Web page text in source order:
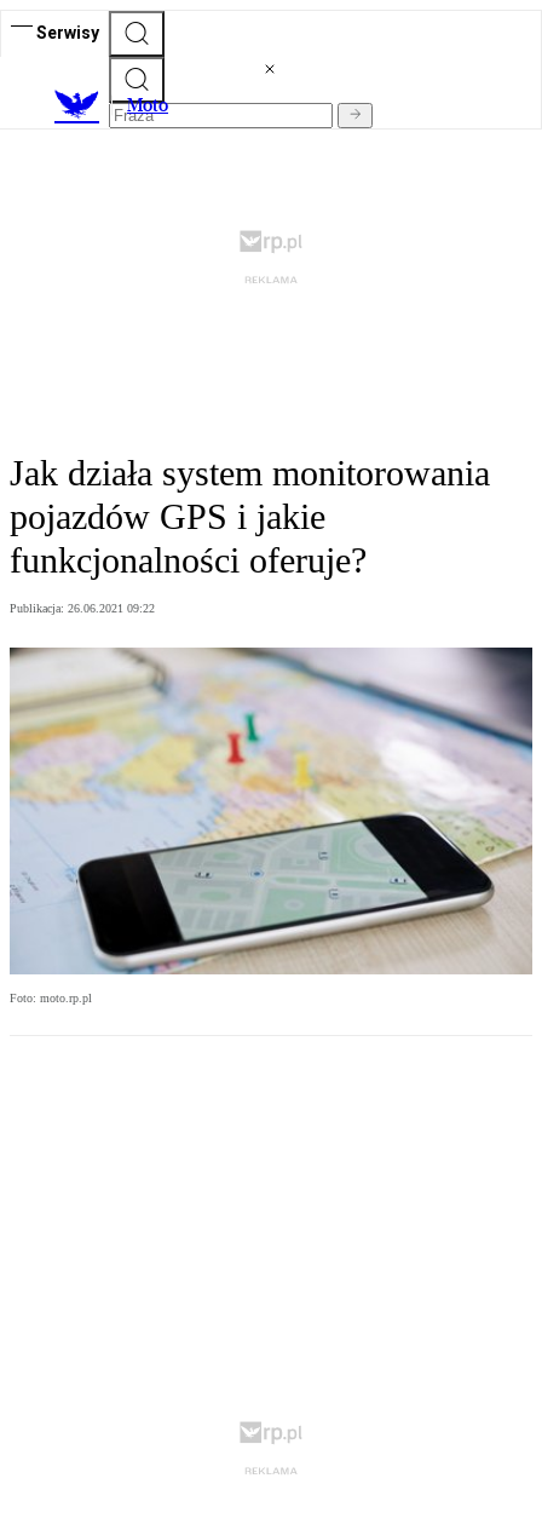
Serwisy
Moto
Jak działa system monitorowania
pojazdów GPS i jakie
funkcjonalności oferuje?
Publikacja: 26.06.2021 09:22
Foto: moto.rp.pl